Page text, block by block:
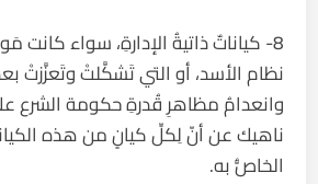
8- كياناتٌ ذاتيةُ الإدارةِ، سواء
نظام الأسد، أو التي تَشكَّلتْ وتَعزَّزتْ
وانعدامُ مظاهرِ قُدرةِ حكومة الشرع
ناهيك عن أنّ لِكلِّ كيانٍ من هذه
الخاصُّ به.